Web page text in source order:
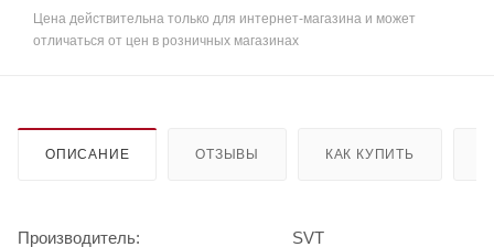
Цена действительна только для интернет-магазина и может
отличаться от цен в розничных магазинах
ОПИСАНИЕ ОТЗЫВЫ КАК КУПИТЬ
Производитель:
SVT